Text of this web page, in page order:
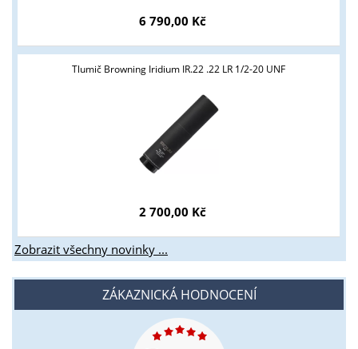
6 790,00 Kč
Tlumič Browning Iridium IR.22 .22 LR 1/2-20 UNF
2 700,00 Kč
Zobrazit všechny novinky ...
ZÁKAZNICKÁ HODNOCENÍ